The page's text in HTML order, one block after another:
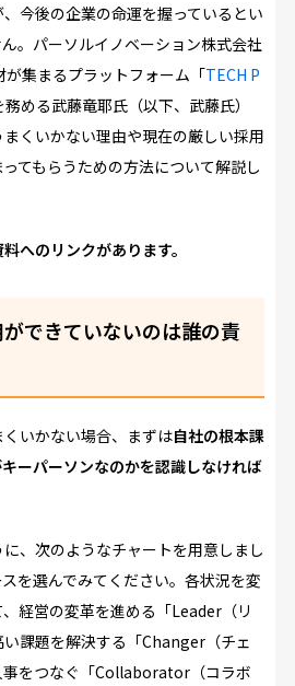
今後の企業の命運を握っているとい
。パーソルイノベーション株式会社
集まるプラットフォーム「TECH P
める武藤竜耶氏（以下、武藤氏）
くいかない理由や現在の厳しい採用
てもらうための方法について解説し
へのリンクがあります。
できていないのは誰の責
いかない場合、まずは自社の根本課
ーパーソンなのかを認識しなければ
、次のようなチャートを用意しまし
を選んでみてください。各状況を変
経営の変革を進める「Leader（リ
課題を解決する「Changer（チェ
事をつなぐ「Collaborator（コラボ